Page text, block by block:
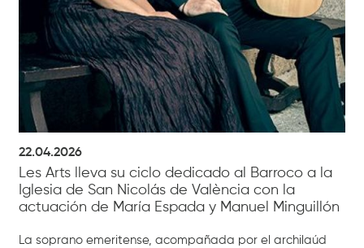
22.04.2026
Les Arts lleva su ciclo dedicado al Barroco a la
Iglesia de San Nicolás de València con la
actuación de María Espada y Manuel Minguillón
La soprano emeritense, acompañada por el archilaúd